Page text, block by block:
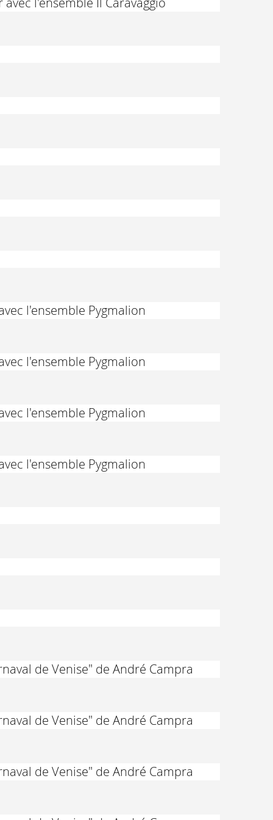
l'ensemble Pygmalion
l'ensemble Pygmalion
l'ensemble Pygmalion
l'ensemble Pygmalion
de Venise" de André Campra
de Venise" de André Campra
de Venise" de André Campra